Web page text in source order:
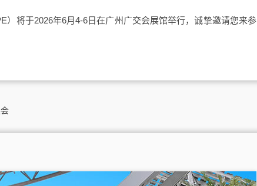
）将于2026年6月4-6日在广州广交会展馆举行，诚挚邀请您来参